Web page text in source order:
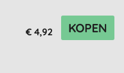
€ 4,92 KOPEN